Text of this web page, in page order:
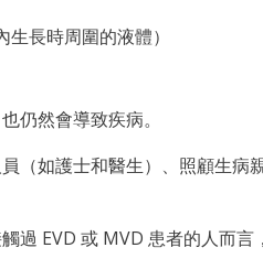
長時周圍的液體）
仍然會導致疾病。
（如護士和醫生）、照顧生
過 EVD 或 MVD 患者的人而言